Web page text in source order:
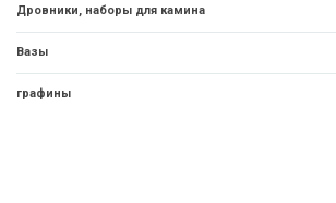
Дровники, наборы для камина
Вазы
графины